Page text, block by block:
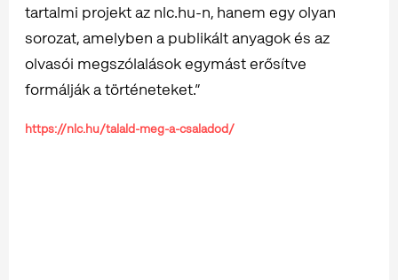
tartalmi projekt az nlc.hu-n, hanem egy olyan
sorozat, amelyben a publikált anyagok és az
olvasói megszólalások egymást erősítve
formálják a történeteket.”
https://nlc.hu/talald-meg-a-csaladod/